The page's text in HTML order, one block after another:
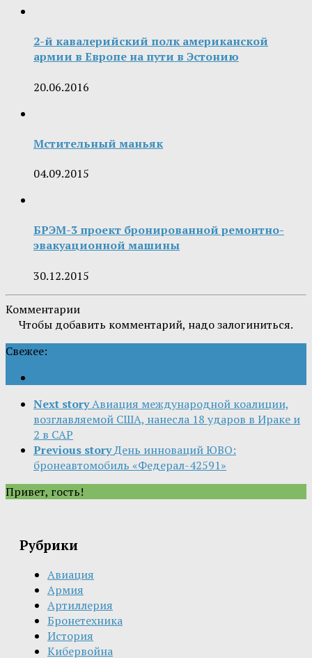
2-й кавалерийский полк американской
армии в Европе на пути в Эстонию
20.06.2016
Мстительный маньяк
04.09.2015
БРЭМ-3 проект бронированной ремонтно-
эвакуационной машины
30.12.2015
Комментарии
Чтобы добавить комментарий, надо залогиниться.
Свежее:
Next storyАвиация международной коалиции,
возглавляемой США, нанесла 18 ударов в Ираке и
2 в САР
Previous storyДень инноваций ЮВО:
бронеавтомобиль «Федерал-42591»
Привет, гость!
Рубрики
Авиация
Армия
Артиллерия
Бронетехника
История
Кибервойна